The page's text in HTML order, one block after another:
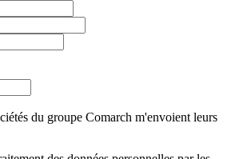
du groupe Comarch m'envoient leurs